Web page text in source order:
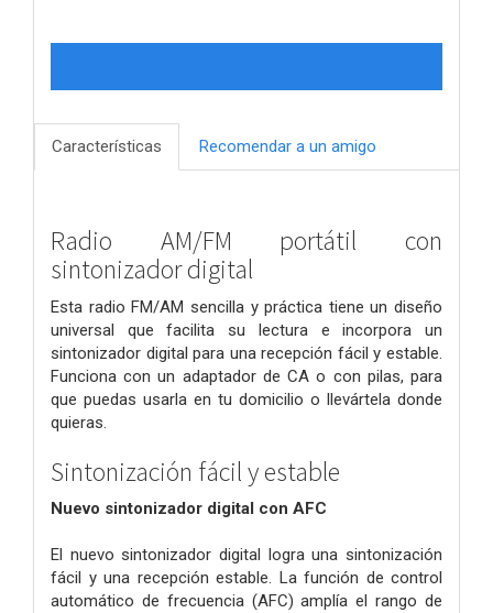
Características Recomendar a un amigo
Radio AM/FM portátil con
sintonizador digital
Esta radio FM/AM sencilla y práctica tiene un diseño
universal que facilita su lectura e incorpora un
sintonizador digital para una recepción fácil y estable.
Funciona con un adaptador de CA o con pilas, para
que puedas usarla en tu domicilio o llevártela donde
quieras.
Sintonización fácil y estable
Nuevo sintonizador digital con AFC
El nuevo sintonizador digital logra una sintonización
fácil y una recepción estable. La función de control
automático de frecuencia (AFC) amplía el rango de